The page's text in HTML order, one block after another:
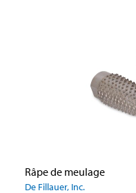
Râpe de meulage
De Fillauer, Inc.